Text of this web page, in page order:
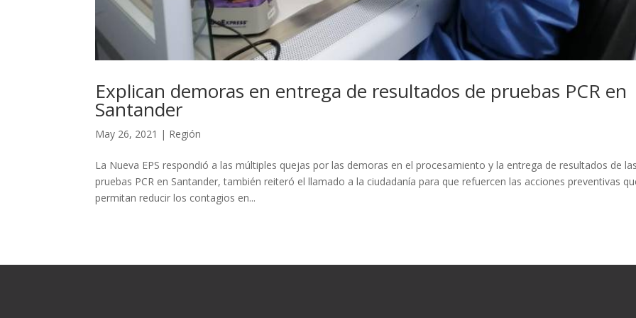
Explican demoras en entrega de resultados de pruebas PCR en
Santander
May 26, 2021 | Región
La Nueva EPS respondió a las múltiples quejas por las demoras en el procesamiento y la entrega de resultados de
pruebas PCR en Santander, también reiteró el llamado a la ciudadanía para que refuercen las acciones preventivas
permitan reducir los contagios en...